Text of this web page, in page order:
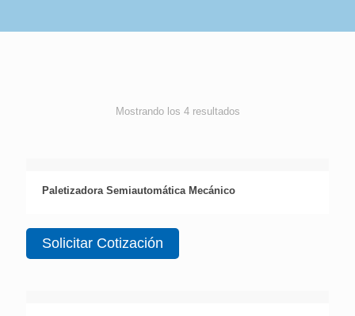
Mostrando los 4 resultados
Paletizadora Semiautomática Mecánico
Solicitar Cotización